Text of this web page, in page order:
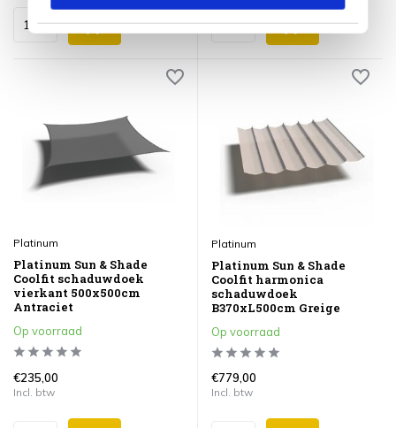
Platinum
Platinum Sun & Shade
Coolfit schaduwdoek
vierkant 500x500cm
Antraciet
Op voorraad
€235,00
Incl. btw
Platinum
Platinum Sun & Shade
Coolfit harmonica
schaduwdoek
B370xL500cm Greige
Op voorraad
€779,00
Incl. btw